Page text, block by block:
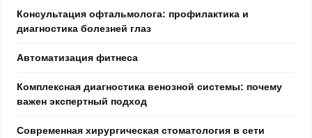
Консультация офтальмолога: профилактика и
диагностика болезней глаз
Автоматизация фитнеса
Комплексная диагностика венозной системы: почему
важен экспертный подход
Современная хирургическая стоматология в сети